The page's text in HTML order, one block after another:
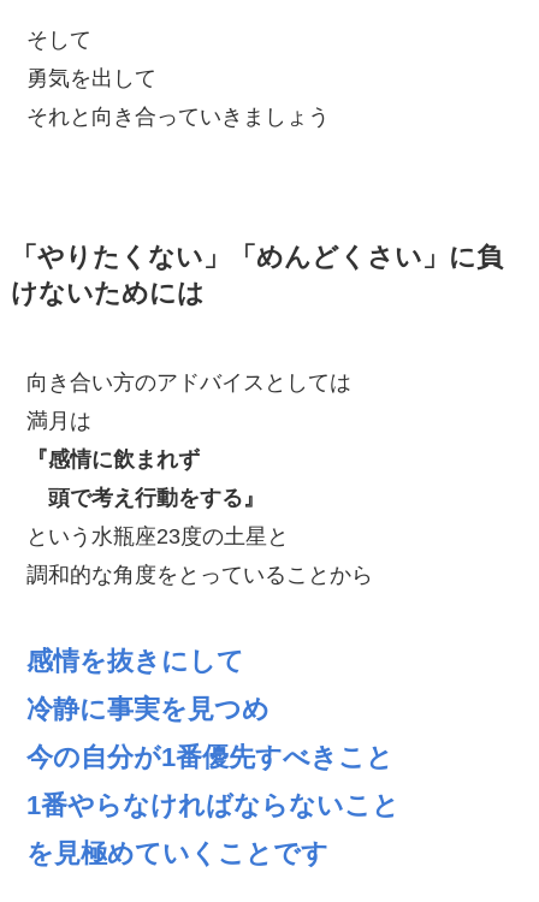
そして
勇気を出して
それと向き合っていきましょう
「やりたくない」「めんどくさい」に負
けないためには
向き合い方のアドバイスとしては
満月は
『感情に飲まれず
頭で考え行動をする』
という水瓶座23度の土星と
調和的な角度をとっていることから
感情を抜きにして
冷静に事実を見つめ
今の自分が1番優先すべきこと
1番やらなければならないこと
を見極めていくことです